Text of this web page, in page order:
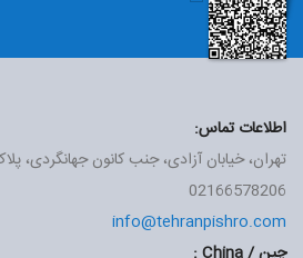
اطلاعات تماس:
تهران، خیابان آزادی، جنب کانون جهانگردی، پلاک227،
02166578206
info@tehranpishro.com